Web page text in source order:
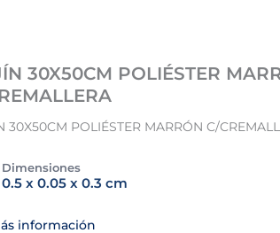
30X50CM POLIÉSTER
30X50CM POLIÉSTER MARRÓN C/
Dimensiones
0.5 x 0.05 x 0.3 cm
información